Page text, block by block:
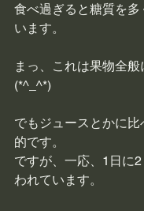
食べ過ぎると糖質を多
います。
まっ、これは果物全
(*^_^*)
でもジュースとかに
的です。
ですが、一応、1日に
われています。